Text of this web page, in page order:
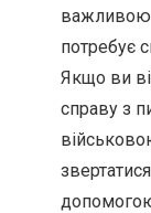
важливою
потребує
Якщо ви
справу з